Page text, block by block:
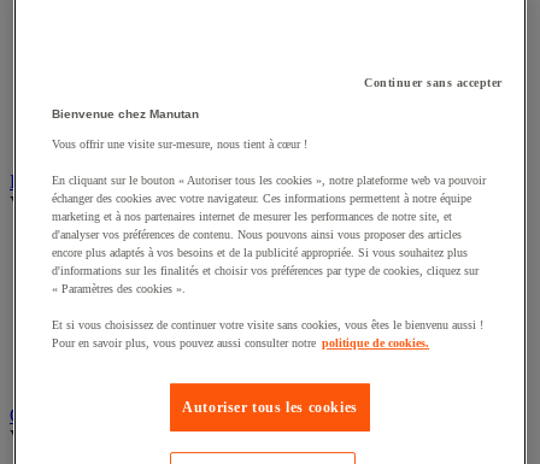
Antivibratoire
Garniture pour porte, fenêtre et portail
Éclairage
Voir toute la catégorie
Projecteur de chantier
Baladeuse
Luminaire intérieur et extérieur
Lampe frontale
Lampe torche
Outillage pneumatique
Voir toute la catégorie
Continuer sans accepter
Bienvenue chez Manutan
Vous offrir une visite sur-mesure, nous tient à cœur !
En cliquant sur le bouton « Autoriser tous les cookies », notre plateforme web va pouvoir
échanger des cookies avec votre navigateur. Ces informations permettent à notre équipe
marketing et à nos partenaires internet de mesurer les performances de notre site, et
d'analyser vos préférences de contenu. Nous pouvons ainsi vous proposer des articles
encore plus adaptés à vos besoins et de la publicité appropriée. Si vous souhaitez plus
d'informations sur les finalités et choisir vos préférences par type de cookies, cliquez sur
« Paramètres des cookies ».
Et si vous choisissez de continuer votre visite sans cookies, vous êtes le bienvenu aussi !
Pour en savoir plus, vous pouvez aussi consulter notre politique de cookies.
Autoriser tous les cookies